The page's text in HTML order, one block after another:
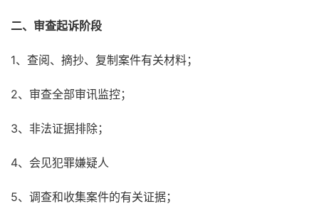
二、审查起诉阶段
1、查阅、摘抄、复制案件有关材料；
2、审查全部审讯监控；
3、非法证据排除；
4、会见犯罪嫌疑人
5、调查和收集案件的有关证据；